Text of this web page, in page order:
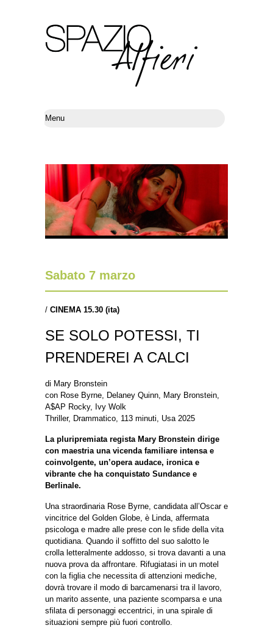
Sabato 7 marzo
/ CINEMA 15.30 (ita)
SE SOLO POTESSI, TI
PRENDEREI A CALCI
di Mary Bronstein
con Rose Byrne, Delaney Quinn, Mary Bronstein,
A$AP Rocky, Ivy Wolk
Thriller, Drammatico, 113 minuti, Usa 2025
La pluripremiata regista Mary Bronstein dirige
con maestria una vicenda familiare intensa e
coinvolgente, un’opera audace, ironica e
vibrante che ha conquistato Sundance e
Berlinale.
Una straordinaria Rose Byrne, candidata all’Oscar e
vincitrice del Golden Globe, è Linda, affermata
psicologa e madre alle prese con le sfide della vita
quotidiana. Quando il soffitto del suo salotto le
crolla letteralmente addosso, si trova davanti a una
nuova prova da affrontare. Rifugiatasi in un motel
con la figlia che necessita di attenzioni mediche,
dovrà trovare il modo di barcamenarsi tra il lavoro,
un marito assente, una paziente scomparsa e una
sfilata di personaggi eccentrici, in una spirale di
situazioni sempre più fuori controllo.